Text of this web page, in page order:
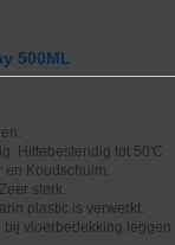
500ML
Hittebestendig tot 50'C
en Koudschuim.
sterk.
plastic is verwerkt.
vloerbedekking leggen.